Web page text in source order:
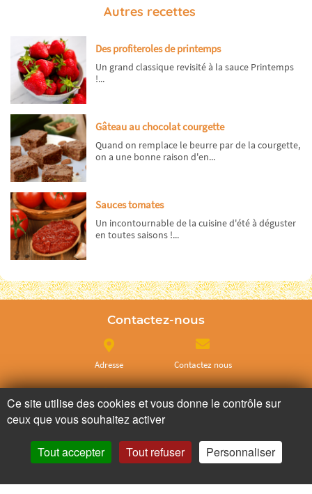
Autres recettes
Des profiteroles de printemps
Un grand classique revisité à la sauce Printemps
!...
Gâteau au chocolat courgette
Quand on remplace le beurre par de la courgette,
on a une bonne raison d'en...
Sauces tomates
Un incontournable de la cuisine d'été à déguster
en toutes saisons !...
Contactez-nous
Adresse Contactez nous
Appelez nous
Ne ratez plus rien,
Ce site utilise des cookies et vous donne le contrôle sur
ceux que vous souhaitez activer
Tout accepter Tout refuser Personnaliser